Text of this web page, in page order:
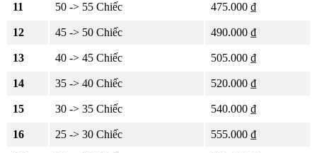
11 50 -> 55 Chiếc 475.000 ₫
12 45 -> 50 Chiếc 490.000 ₫
13 40 -> 45 Chiếc 505.000 ₫
14 35 -> 40 Chiếc 520.000 ₫
15 30 -> 35 Chiếc 540.000 ₫
16 25 -> 30 Chiếc 555.000 ₫